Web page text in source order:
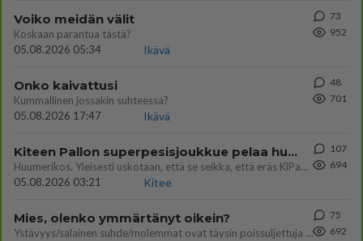
Voiko meidän välit
Koskaan parantua tästä?
05.08.2026 05:34
Ikävä
73
952
Onko kaivattusi
Kummallinen jossakin suhteessa?
05.08.2026 17:47
Ikävä
48
701
Kiteen Pallon superpesisjoukkue pelaa huumeiden vaikutuksen alaisena
Huumerikos. Yleisesti uskotaan, että se seikka, että eräs KiPan pelaaja kärähtää huumeista, on vain jäävuoren huippu. M
05.08.2026 03:21
Kitee
107
694
Mies, olenko ymmärtänyt oikein?
Ystävyys/salainen suhde/molemmat ovat täysin poissuljettuja asioita? Nainen
75
692